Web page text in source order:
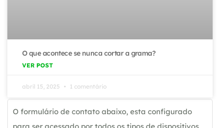
O que acontece se nunca cortar a grama?
VER POST
abril 15, 2025 1 comentário
O formulário de contato abaixo, esta configurado